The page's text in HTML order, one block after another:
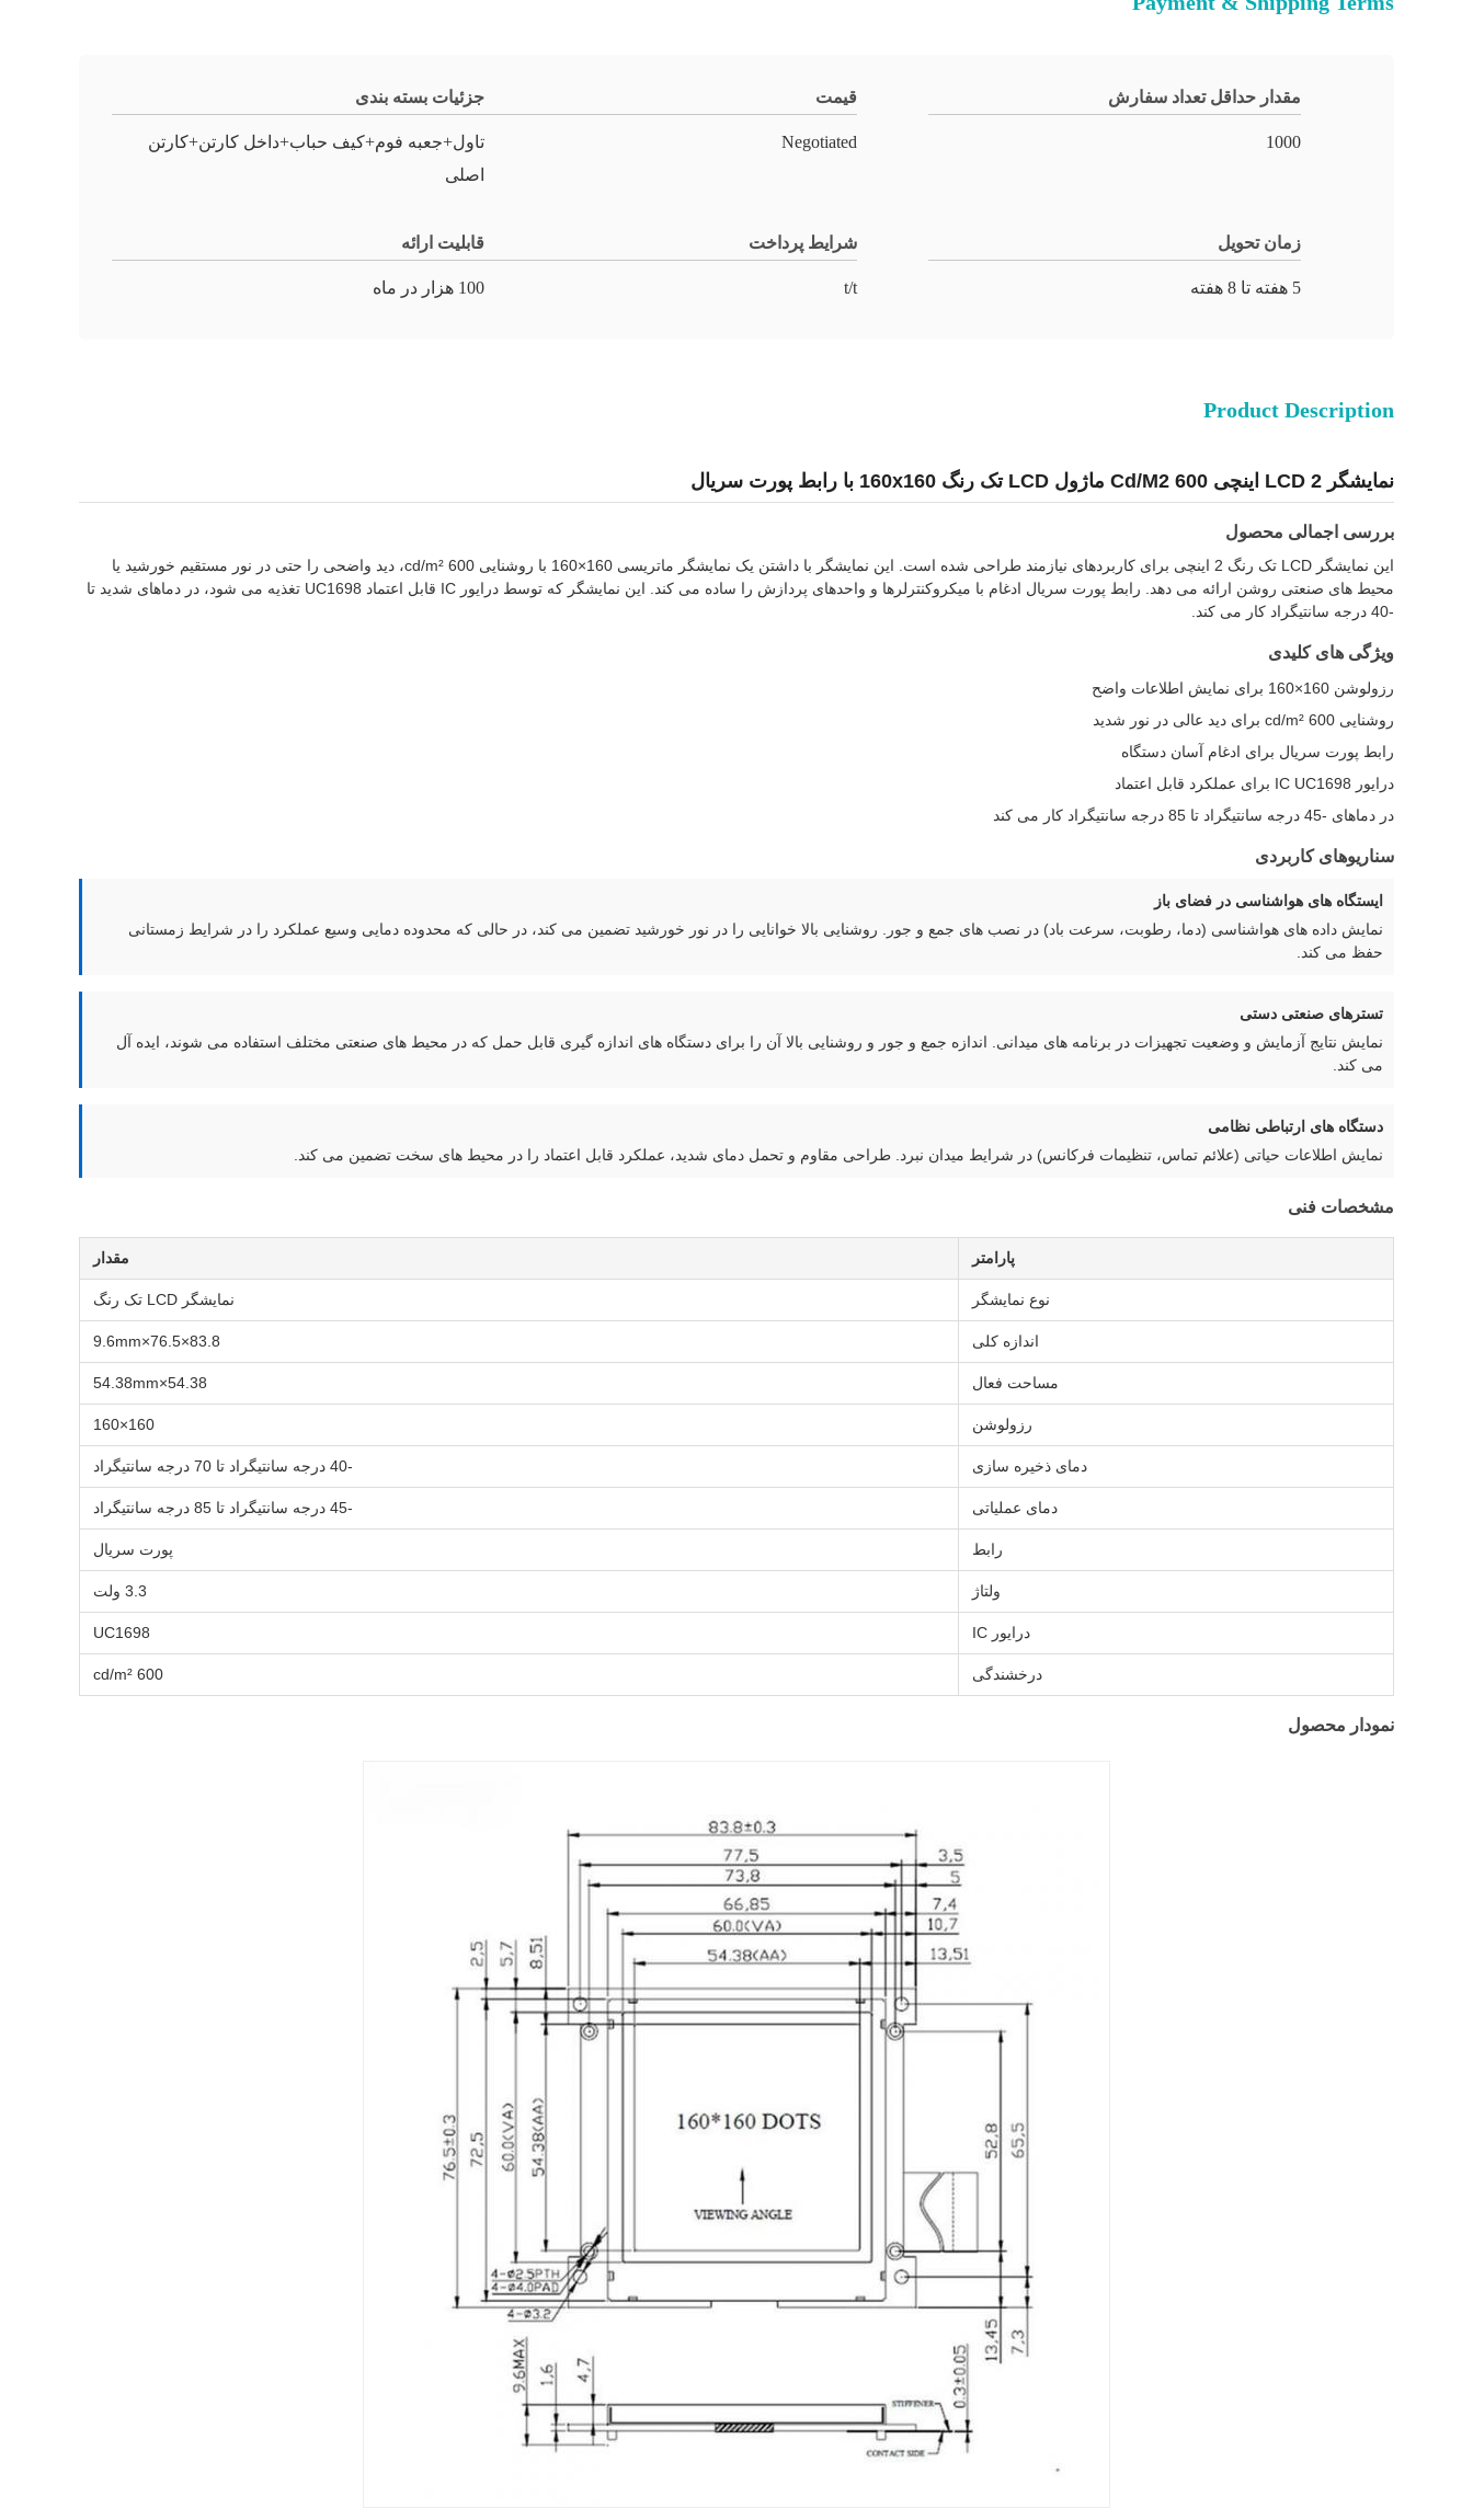
مقدار حداقل تعداد سفارش
1000
قیمت
Negotiated
جزئیات بسته بندی
تاول+جعبه فوم+کیف حباب+داخل کارتن+کارتن
اصلی
زمان تحویل
5 هفته تا 8 هفته
شرایط پرداخت
t/t
قابلیت ارائه
100 هزار در ماه
Product Description
نمایشگر LCD 2 اینچی 600 Cd/M2 ماژول LCD تک رنگ 160x160 با رابط پورت سریال
بررسی اجمالی محصول
این نمایشگر LCD تک رنگ 2 اینچی برای کاربردهای نیازمند طراحی شده است. این نمایشگر با داشتن یک نمایشگر ماتریسی 160×160 با روشنایی 600 cd/m²، دید واضحی را حتی در نور مستقیم خورشید یا
محیط های صنعتی روشن ارائه می دهد. رابط پورت سریال ادغام با میکروکنترلرها و واحدهای پردازش را ساده می کند. این نمایشگر که توسط درایور IC قابل اعتماد UC1698 تغذیه می شود، در دماهای شدید تا
-40 درجه سانتیگراد کار می کند.
ویژگی های کلیدی
رزولوشن 160×160 برای نمایش اطلاعات واضح
روشنایی 600 cd/m² برای دید عالی در نور شدید
رابط پورت سریال برای ادغام آسان دستگاه
درایور IC UC1698 برای عملکرد قابل اعتماد
در دماهای -45 درجه سانتیگراد تا 85 درجه سانتیگراد کار می کند
سناریوهای کاربردی
ایستگاه های هواشناسی در فضای باز
نمایش داده های هواشناسی (دما، رطوبت، سرعت باد) در نصب های جمع و جور. روشنایی بالا خوانایی را در نور خورشید تضمین می کند، در حالی که محدوده دمایی وسیع عملکرد را در شرایط زمستانی
حفظ می کند.
تسترهای صنعتی دستی
نمایش نتایج آزمایش و وضعیت تجهیزات در برنامه های میدانی. اندازه جمع و جور و روشنایی بالا آن را برای دستگاه های اندازه گیری قابل حمل که در محیط های صنعتی مختلف استفاده می شوند، ایده آل
می کند.
دستگاه های ارتباطی نظامی
نمایش اطلاعات حیاتی (علائم تماس، تنظیمات فرکانس) در شرایط میدان نبرد. طراحی مقاوم و تحمل دمای شدید، عملکرد قابل اعتماد را در محیط های سخت تضمین می کند.
مشخصات فنی
پارامتر مقدار
نوع نمایشگر نمایشگر LCD تک رنگ
اندازه کلی 83.8×76.5×9.6mm
مساحت فعال 54.38×54.38mm
رزولوشن 160×160
دمای ذخیره سازی -40 درجه سانتیگراد تا 70 درجه سانتیگراد
دمای عملیاتی -45 درجه سانتیگراد تا 85 درجه سانتیگراد
رابط پورت سریال
ولتاژ 3.3 ولت
درایور IC UC1698
درخشندگی 600 cd/m²
نمودار محصول